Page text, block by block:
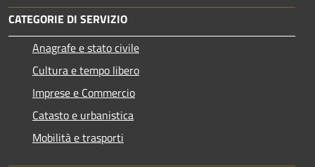
CATEGORIE DI SERVIZIO
Anagrafe e stato civile
Cultura e tempo libero
Imprese e Commercio
Catasto e urbanistica
Mobilità e trasporti